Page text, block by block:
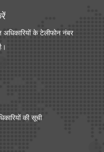
के टेलीफोन नंबर
की सूची